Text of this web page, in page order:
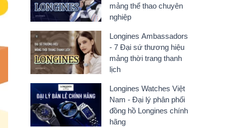
mảng thể thao chuyên
nghiệp
Longines Ambassadors
- 7 Đại sứ thương hiệu
mảng thời trang thanh
lịch
Longines Watches Việt
Nam - Đại lý phân phối
đồng hồ Longines chính
hãng